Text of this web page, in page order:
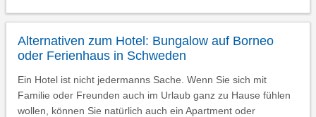
Alternativen zum Hotel: Bungalow auf Borneo
oder Ferienhaus in Schweden
Ein Hotel ist nicht jedermanns Sache. Wenn Sie sich mit
Familie oder Freunden auch im Urlaub ganz zu Hause fühlen
wollen, können Sie natürlich auch ein Apartment oder